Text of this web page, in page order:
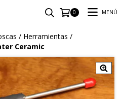
0 MENÚ
/ Herramientas /
Ceramic